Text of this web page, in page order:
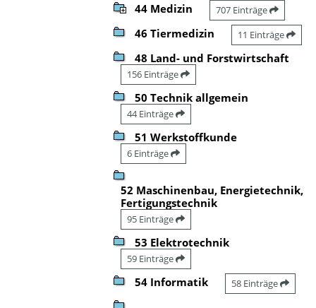
44 Medizin 707 Einträge
46 Tiermedizin 11 Einträge
48 Land- und Forstwirtschaft
156 Einträge
50 Technik allgemein
44 Einträge
51 Werkstoffkunde
6 Einträge
52 Maschinenbau, Energietechnik,
Fertigungstechnik
95 Einträge
53 Elektrotechnik
59 Einträge
54 Informatik 58 Einträge